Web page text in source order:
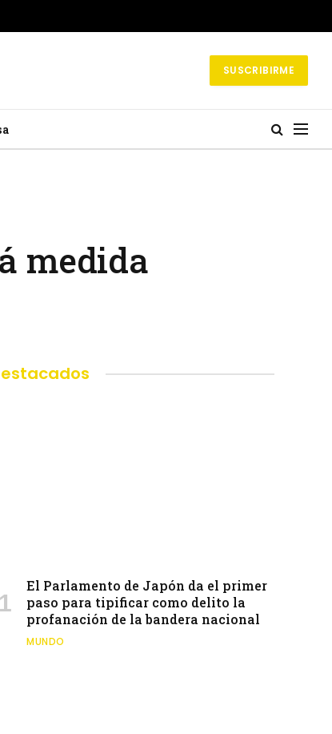
SUSCRIBIRME
medida
El Parlamento de Japón da el primer
paso para tipificar como delito la
profanación de la bandera nacional
MUNDO